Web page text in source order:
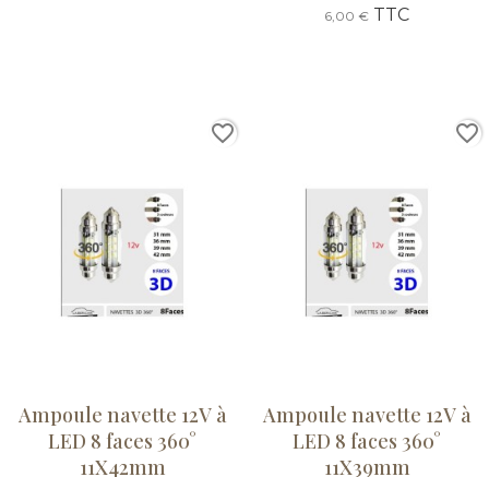
6,00 € TTC
Ampoule navette 12V à
LED 8 faces 360°
11X42mm
favorite_border
Ampoule navette 12V à
LED 8 faces 360°
11X39mm
favorite_border